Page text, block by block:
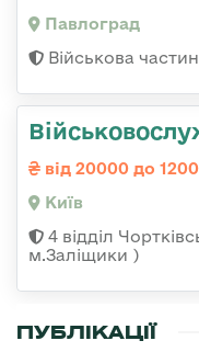
Павлоград
Військова
від 20000 до
Київ
4 відділ
м.Заліщики )
ПУБЛІКАЦІЇ